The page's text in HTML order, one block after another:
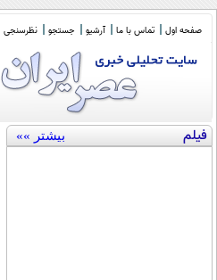
صفحه اول تماس با ما آرشیو جستجو نظرسنجی
فیلم بیشتر »»